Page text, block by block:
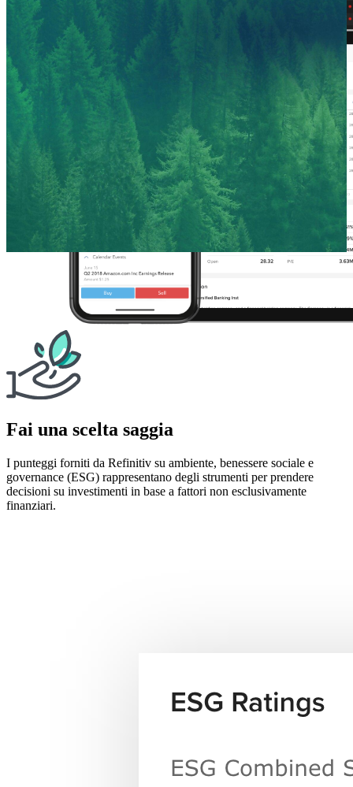
Fai una scelta saggia
I punteggi forniti da Refinitiv su ambiente, benessere sociale e
governance (ESG) rappresentano degli strumenti per prendere
decisioni su investimenti in base a fattori non esclusivamente
finanziari.